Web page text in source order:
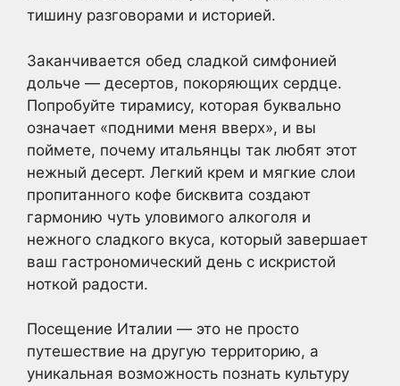
тишину разговорами и историей.
Заканчивается обед сладкой симфонией
дольче — десертов, покоряющих сердце.
Попробуйте тирамису, которая буквально
означает «подними меня вверх», и вы
поймете, почему итальянцы так любят этот
нежный десерт. Легкий крем и мягкие слои
пропитанного кофе бисквита создают
гармонию чуть уловимого алкоголя и
нежного сладкого вкуса, который завершает
ваш гастрономический день с искристой
ноткой радости.
Посещение Италии — это не просто
путешествие на другую территорию, а
уникальная возможность познать культуру